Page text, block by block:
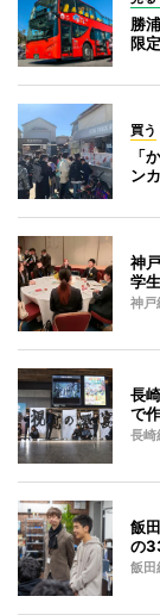
勝
限
買う
「
ン
神
学
神戸
長
で
長崎
飯
の
飯田